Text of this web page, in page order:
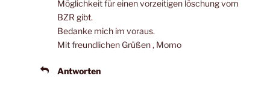
Möglichkeit für einen vorzeitigen löschung vom
BZR gibt.
Bedanke mich im voraus.
Mit freundlichen Grüßen , Momo
Antworten